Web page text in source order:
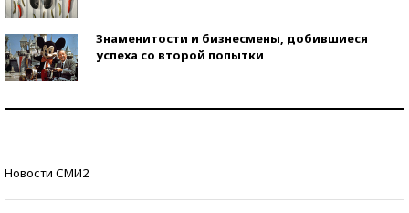
Знаменитости и бизнесмены, добившиеся
успеха со второй попытки
Новости СМИ2